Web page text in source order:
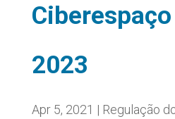
2023
Apr 5, 2021 | Regulação